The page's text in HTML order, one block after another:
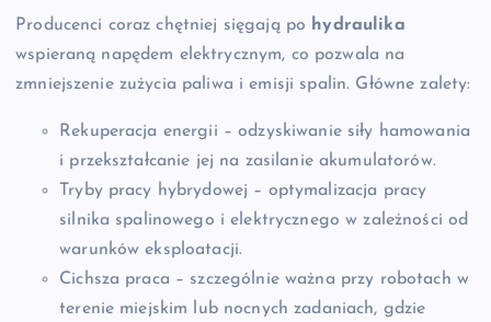
Producenci coraz chętniej sięgają po hydraulika
wspieraną napędem elektrycznym, co pozwala na
zmniejszenie zużycia paliwa i emisji spalin. Główne zalety:
Rekuperacja energii – odzyskiwanie siły hamowania
i przekształcanie jej na zasilanie akumulatorów.
Tryby pracy hybrydowej – optymalizacja pracy
silnika spalinowego i elektrycznego w zależności od
warunków eksploatacji.
Cichsza praca – szczególnie ważna przy robotach w
terenie miejskim lub nocnych zadaniach, gdzie